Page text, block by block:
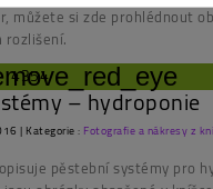
můžete si zde prohlédnout
rozlišení.
4354
– hydroponie
| Kategorie : Fotografie a nákresy z
pěstební systémy pro